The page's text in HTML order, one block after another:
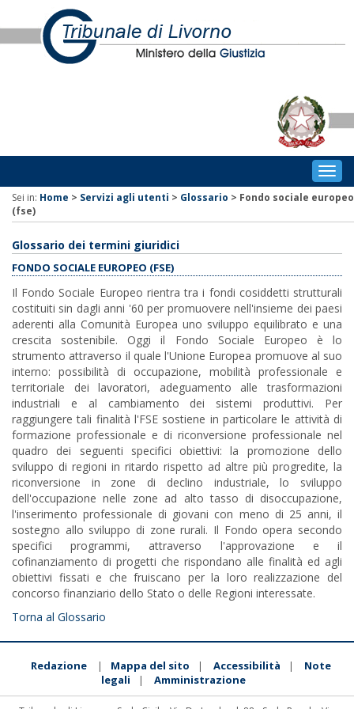
Sei in: Home > Servizi agli utenti > Glossario > Fondo sociale europeo
(fse)
Glossario dei termini giuridici
FONDO SOCIALE EUROPEO (FSE)
Il Fondo Sociale Europeo rientra tra i fondi cosiddetti strutturali
costituiti sin dagli anni '60 per promuovere nell'insieme dei paesi
aderenti alla Comunità Europea uno sviluppo equilibrato e una
crescita sostenibile. Oggi il Fondo Sociale Europeo è lo
strumento attraverso il quale l'Unione Europea promuove al suo
interno: possibilità di occupazione, mobilità professionale e
territoriale dei lavoratori, adeguamento alle trasformazioni
industriali e al cambiamento dei sistemi produttivi. Per
raggiungere tali finalità l'FSE sostiene in particolare le attività di
formazione professionale e di riconversione professionale nel
quadro dei seguenti specifici obiettivi: la promozione dello
sviluppo di regioni in ritardo rispetto ad altre più progredite, la
riconversione in zone di declino industriale, lo sviluppo
dell'occupazione nelle zone ad alto tasso di disoccupazione,
l'inserimento professionale di giovani con meno di 25 anni, il
sostegno allo sviluppo di zone rurali. Il Fondo opera secondo
specifici programmi, attraverso l'approvazione e il
cofinanziamento di progetti che rispondano alle finalità ed agli
obiettivi fissati e che fruiscano per la loro realizzazione del
concorso finanziario dello Stato o delle Regioni interessate.
Torna al Glossario
Redazione | Mappa del sito | Accessibilità |
Note
legali
| Amministrazione